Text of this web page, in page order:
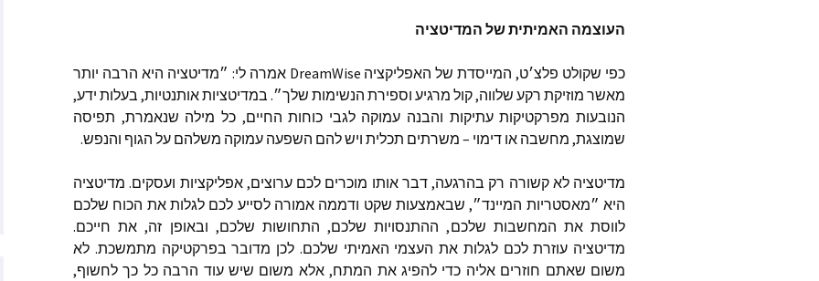
טינה ספולדינג – מתקשרת
את ישוע ואננדה
ג’ון פאין
לי קרול
כלל המאמרים
שהתפרסמו בשנת 2025
המאמרים שהתפרסמו
בשנת 2024
העוצמה האמיתיתשל המדיטציה
כפי שקולט פלצ׳ט, המייסדת של האפליקציה אמרה לי: ״מדיטציה היא הרבה יותר
מאשר מוזיקת רקע שלווה,קול מרגיע וספירת הנשימות שלך״. במדיטציותאותנטיות, בעלות ידע,
הנובעות מפרקטיקות עתיקות והבנה עמוקה לגבי כוחות החיים,כל מילה שנאמרת, תפיסה
שמוצגת, מחשבה או דימוי – משרתים תכלית וישלהם השפעה עמוקה משלהם על הגוף והנפש.
מדיטציה לא קשורה רק בהרגעה,דבר אותו מוכרים לכם ערוצים,אפליקציות ועסקים. מדיטציה
היא ״מאסטריות המיינד״, שבאמצעות שקט ודממה אמורה לסייע לכם לגלות את הכוח שלכם
לווסת את המחשבות שלכם, ההתנסויות שלכם, התחושות שלכם, ובאופן זה, את חייכם.
מדיטציה עוזרת לכם לגלות את העצמי האמיתי שלכם. לכן מדובר בפרקטיקה מתמשכת. לא
משום שאתם חוזרים אליה כדי להפיג את המתח,אלא משום שיש עוד הרבה כל כך לחשוף,